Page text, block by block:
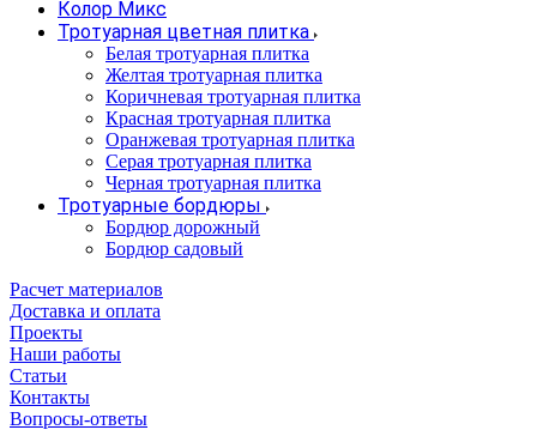
Колор Микс
Тротуарная цветная плитка
Белая тротуарная плитка
Желтая тротуарная плитка
Коричневая тротуарная плитка
Красная тротуарная плитка
Оранжевая тротуарная плитка
Серая тротуарная плитка
Черная тротуарная плитка
Тротуарные бордюры
Бордюр дорожный
Бордюр садовый
Расчет материалов
Доставка и оплата
Проекты
Наши работы
Статьи
Контакты
Вопросы-ответы